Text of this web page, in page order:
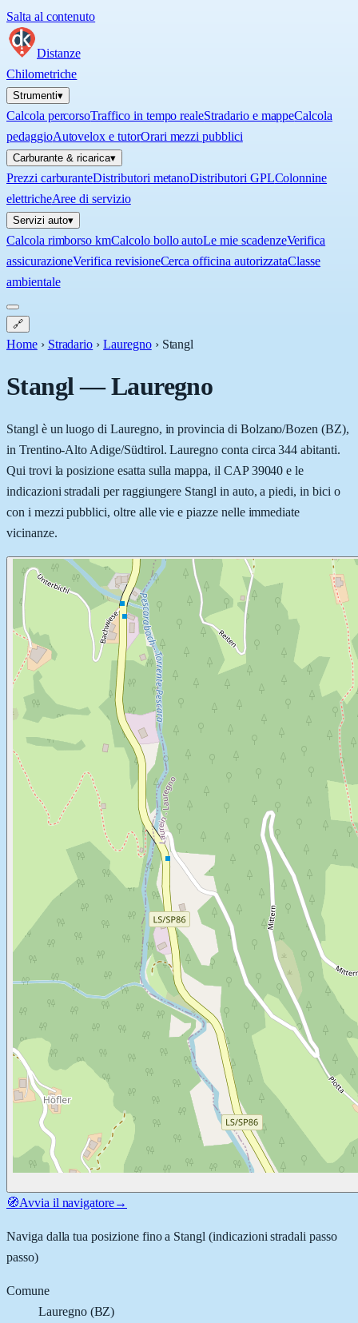
Salta al contenuto
Distanze
Chilometriche
Strumenti▾
Calcola percorsoTraffico in tempo realeStradario e mappeCalcola
pedaggioAutovelox e tutorOrari mezzi pubblici
Carburante & ricarica▾
Prezzi carburanteDistributori metanoDistributori GPLColonnine
elettricheAree di servizio
Servizi auto▾
Calcola rimborso kmCalcolo bollo autoLe mie scadenzeVerifica
assicurazioneVerifica revisioneCerca officina autorizzataClasse
ambientale
🔗
Home › Stradario › Lauregno › Stangl
Stangl—Lauregno
Stangl è un luogo di Lauregno, in provincia di Bolzano/Bozen (BZ),
in Trentino-Alto Adige/Südtirol. Lauregno conta circa 344 abitanti.
Qui trovi la posizione esatta sulla mappa, il CAP 39040 e le
indicazioni stradali per raggiungere Stangl in auto, a piedi, in bici o
con i mezzi pubblici, oltre alle vie e piazze nelle immediate
vicinanze.
🧭Avvia il navigatore→
Naviga dalla tua posizione fino a Stangl (indicazioni stradali passo
passo)
Comune
Lauregno(BZ)